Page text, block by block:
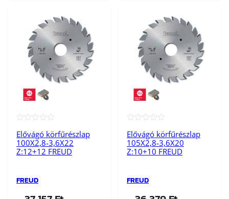
Elővágó körfűrészlap
100X2,8-3,6X22
Z:12+12 FREUD
FREUD
Elővágó körfűrészlap
105X2,8-3,6X20
Z:10+10 FREUD
FREUD